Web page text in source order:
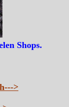
Shops.
>